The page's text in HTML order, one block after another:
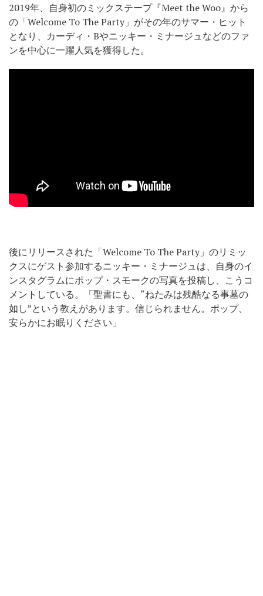
2019年、自身初のミックステープ『Meet the Woo』から
の「Welcome To The Party」がその年のサマー・ヒット
となり、カーディ・Bやニッキー・ミナージュなどのファ
ンを中心に一躍人気を獲得した。
後にリリースされた「Welcome To The Party」のリミッ
クスにゲスト参加するニッキー・ミナージュは、自身のイ
ンスタグラムにポップ・スモークの写真を投稿し、こうコ
メントしている。「聖書にも、“ねたみは残酷なる事墓の
如し”という教えがあります。信じられません。ポップ、
安らかにお眠りください」